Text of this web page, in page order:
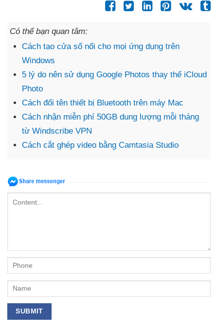
Có thể bạn quan tâm:
Cách tạo cửa sổ nổi cho mọi ứng dụng trên
Windows
5 lý do nên sử dụng Google Photos thay thế iCloud
Photo
Cách đổi tên thiết bị Bluetooth trên máy Mac
Cách nhận miễn phí 50GB dung lượng mỗi tháng
từ Windscribe VPN
Cách cắt ghép video bằng Camtasia Studio